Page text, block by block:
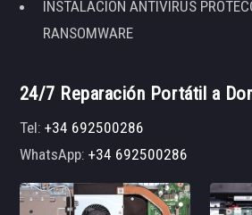
INSTALACIÓN ANTIVIRUS
RANSOMWARE
24/7 Reparación Portátil a
Tel:+34 692500286
WhatsApp:+34 692500286